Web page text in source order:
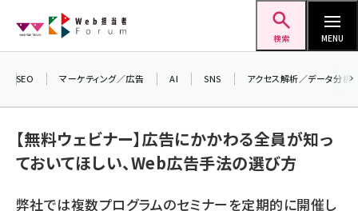
ン
検索 MENU
SEO マーケティング／広告 AI SNS アクセス解析／データ分析
【無料ウェビナー】広告にかかわる全員が知っ
ておいてほしい、Web広告手法の選び方
弊社では複数プログラムのセミナーを定期的に開催し
る